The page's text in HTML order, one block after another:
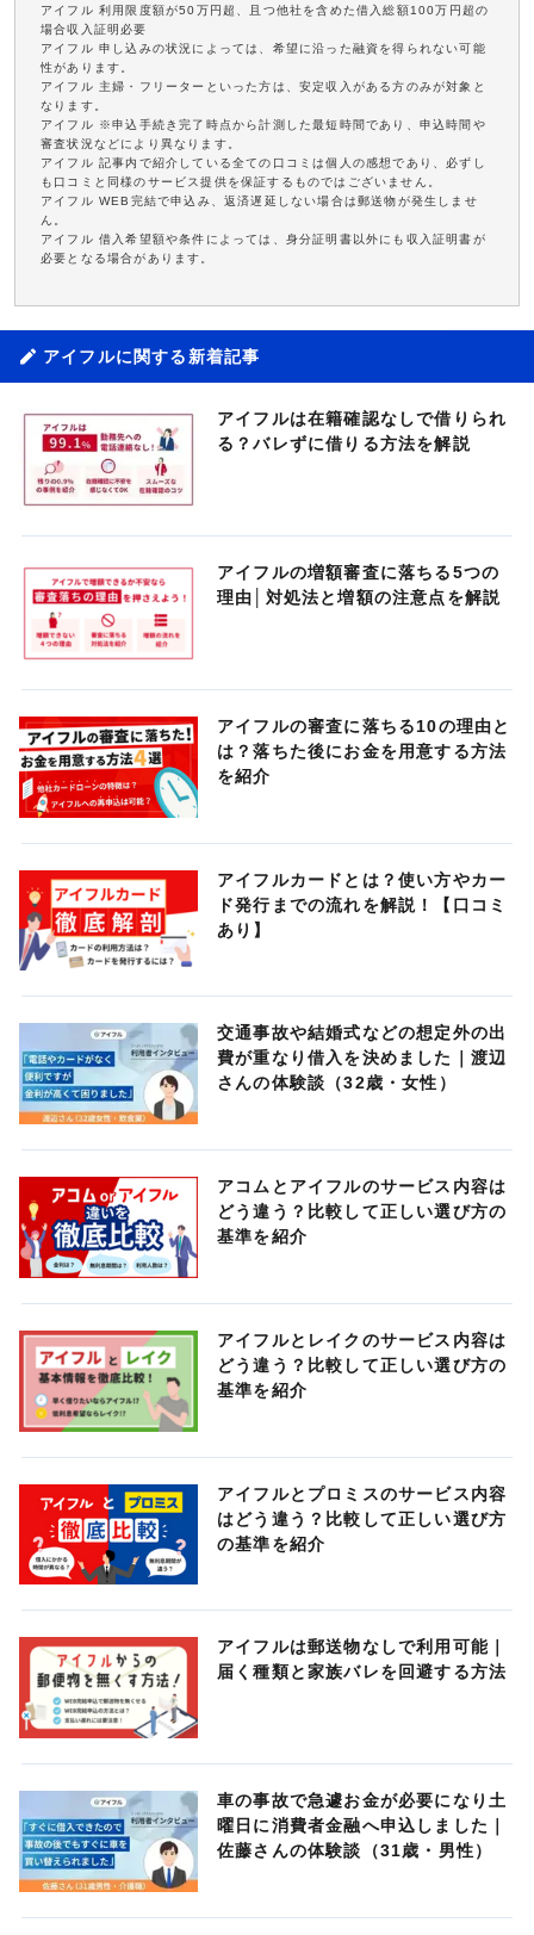
アイフル 利用限度額が50万円超、且つ他社を含めた借入総額100万円超の
場合収入証明必要
アイフル 申し込みの状況によっては、希望に沿った融資を得られない可能
性があります。
アイフル 主婦・フリーターといった方は、安定収入がある方のみが対象と
なります。
アイフル ※申込手続き完了時点から計測した最短時間であり、申込時間や
審査状況などにより異なります。
アイフル 記事内で紹介している全ての口コミは個人の感想であり、必ずし
も口コミと同様のサービス提供を保証するものではございません。
アイフル WEB完結で申込み、返済遅延しない場合は郵送物が発生しませ
ん。
アイフル 借入希望額や条件によっては、身分証明書以外にも収入証明書が
必要となる場合があります。
アイフルに関する新着記事
アイフルは在籍確認なしで借りられ
る？バレずに借りる方法を解説
アイフルの増額審査に落ちる5つの
理由│対処法と増額の注意点を解説
アイフルの審査に落ちる10の理由と
は？落ちた後にお金を用意する方法
を紹介
アイフルカードとは？使い方やカー
ド発行までの流れを解説！【口コミ
あり】
交通事故や結婚式などの想定外の出
費が重なり借入を決めました｜渡辺
さんの体験談（32歳・女性）
アコムとアイフルのサービス内容は
どう違う？比較して正しい選び方の
基準を紹介
アイフルとレイクのサービス内容は
どう違う？比較して正しい選び方の
基準を紹介
アイフルとプロミスのサービス内容
はどう違う？比較して正しい選び方
の基準を紹介
アイフルは郵送物なしで利用可能｜
届く種類と家族バレを回避する方法
車の事故で急遽お金が必要になり土
曜日に消費者金融へ申込しました｜
佐藤さんの体験談（31歳・男性）